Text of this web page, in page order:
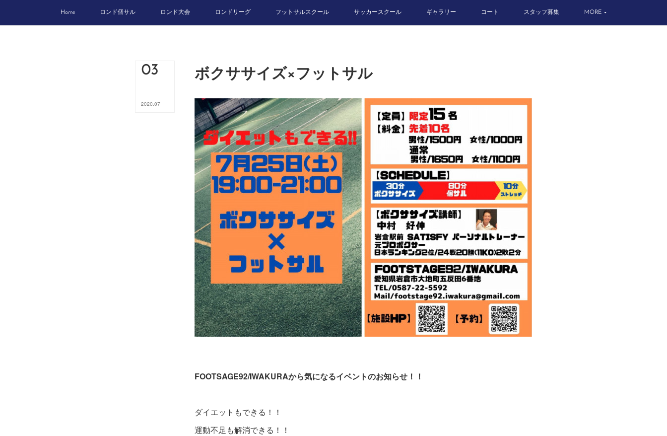
Home ロンド個サル ロンド大会 ロンドリーグ フットサルスクール サッカースクール ギャラリー コート スタッフ募集 MORE
03
2020.07
ボクササイズ×フットサル
FOOTSAGE92/IWAKURAから気になるイベントのお知らせ！！
ダイエットもできる！！
運動不足も解消できる！！